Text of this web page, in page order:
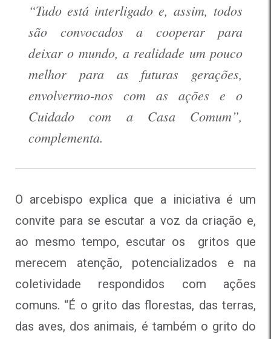
“Tudo está interligado e, assim, todos
são convocados a cooperar para
deixar o mundo, a realidade um pouco
melhor para as futuras gerações,
envolvermo-nos com as ações e o
Cuidado com a Casa Comum”,
complementa.
O arcebispo explica que a iniciativa é um
convite para se escutar a voz da criação e,
ao mesmo tempo, escutar os gritos que
merecem atenção, potencializados e na
coletividade respondidos com ações
comuns. “É o grito das florestas, das terras,
das aves, dos animais, é também o grito do